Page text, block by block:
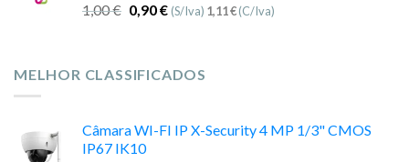
1,00€ 0,90€ (S/Iva) 1,11€(C/Iva)
MELHOR CLASSIFICADOS
Câmara WI-FI IP X-Security 4 MP 1/3" CMOS
IP67 IK10